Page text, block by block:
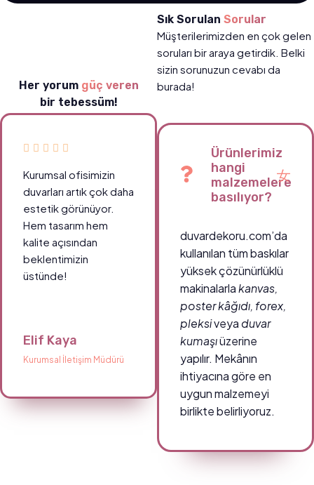
Her yorum güç veren
bir tebessüm!
Kurumsal ofisimizin
duvarları artık çok daha
estetik görünüyor.
Hem tasarım hem
kalite açısından
beklentimizin
üstünde!
Elif Kaya
Kurumsal İletişim Müdürü
Sık Sorulan Sorular
Müşterilerimizden en çok gelen
soruları bir araya getirdik. Belki
sizin sorunuzun cevabı da
burada!
Ürünlerimiz
hangi
malzemelere
basılıyor?
duvardekoru.com’da
kullanılan tüm baskılar
yüksek çözünürlüklü
makinalarlakanvas,
poster kâğıdı, forex,
pleksiveya duvar
kumaşıüzerine
yapılır. Mekânın
ihtiyacına göre en
uygun malzemeyi
birlikte belirliyoruz.